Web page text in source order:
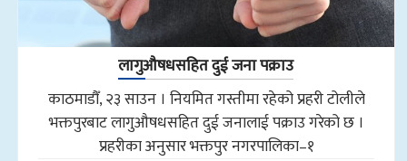
लागुऔषधसहित दुई जना पक्राउ
काठमाडौँ, २३ साउन । नियमित गस्तीमा रहेको प्रहरी टोलीले
भक्तपुरबाट लागुऔषधसहित दुई जनालाई पक्राउ गरेको छ ।
प्रहरीका अनुसार भक्तपुर नगरपालिका–१